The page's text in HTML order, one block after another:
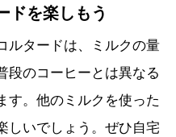
ドを楽しもう
ルタードは、ミルクの量
段のコーヒーとは異なる
す。他のミルクを使った
しいでしょう。ぜひ自宅